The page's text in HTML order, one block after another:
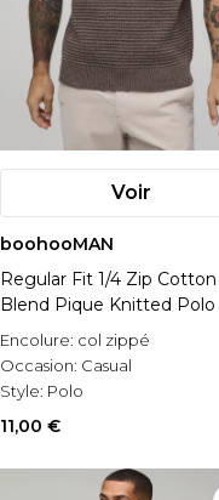
Voir
boohooMAN
Regular Fit 1/4 Zip Cotton
Blend Pique Knitted Polo
Encolure: col zippé
Occasion: Casual
Style: Polo
11,00 €